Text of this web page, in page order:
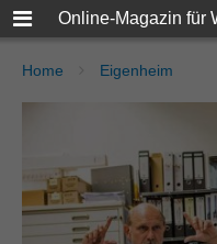
Online-Magazin für
Home Eigenheim